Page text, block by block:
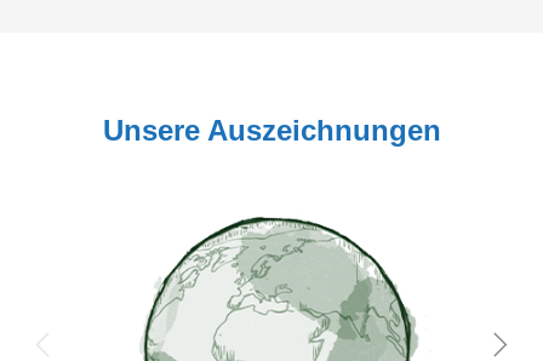
Unsere Auszeichnungen